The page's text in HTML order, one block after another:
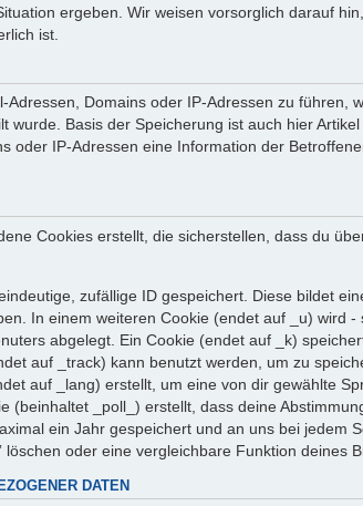
ergeben. Wir weisen vorsorglich darauf
ist.
Domains oder IP-Adressen zu
wurde. Basis der Speicherung ist auch hier
oder IP-Adressen eine Information der
Cookies erstellt, die sicherstellen, dass du
zufällige ID gespeichert. Diese bildet
In einem weiteren Cookie (endet auf _u)
abgelegt. Ein Cookie (endet auf _k)
auf _track) kann benutzt werden, um zu
auf _lang) erstellt, um eine von dir gewählte
(beinhaltet _poll_) erstellt, dass deine
ein Jahr gespeichert und an uns bei
löschen oder eine vergleichbare Funktion deines
DATEN